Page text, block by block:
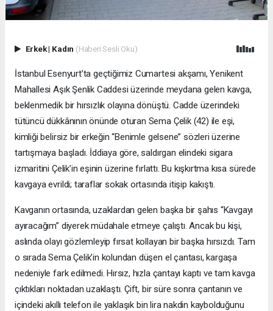
Erkek| Kadın (Haberi Sesli Oku)
İstanbul Esenyurt’ta geçtiğimiz Cumartesi akşamı, Yenikent
Mahallesi Aşık Şenlik Caddesi üzerinde meydana gelen kavga,
beklenmedik bir hırsızlık olayına dönüştü. Cadde üzerindeki
tütüncü dükkânının önünde oturan Sema Çelik (42) ile eşi,
kimliği belirsiz bir erkeğin “Benimle gelsene” sözleri üzerine
tartışmaya başladı. İddiaya göre, saldırgan elindeki sigara
izmaritini Çelik’in eşinin üzerine fırlattı. Bu kışkırtma kısa sürede
kavgaya evrildi; taraflar sokak ortasında itişip kakıştı.
Kavganın ortasında, uzaklardan gelen başka bir şahıs “Kavgayı
ayıracağım” diyerek müdahale etmeye çalıştı. Ancak bu kişi,
aslında olayı gözlemleyip fırsat kollayan bir başka hırsızdı. Tam
o sırada Sema Çelik’in kolundan düşen el çantası, kargaşa
nedeniyle fark edilmedi. Hırsız, hızla çantayı kaptı ve tam kavga
çıktıkları noktadan uzaklaştı. Çift, bir süre sonra çantanın ve
içindeki akıllı telefon ile yaklaşık bin lira nakdin kaybolduğunu